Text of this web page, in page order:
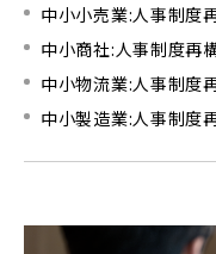
中小小売業:人事制度
中小商社:人事制度再
中小物流業:人事制度
中小製造業:人事制度